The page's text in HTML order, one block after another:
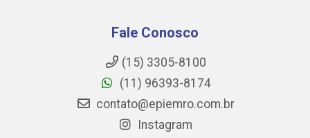
Fale Conosco
(15) 3305-8100
(11) 96393-8174
contato@epiemro.com.br
Instagram